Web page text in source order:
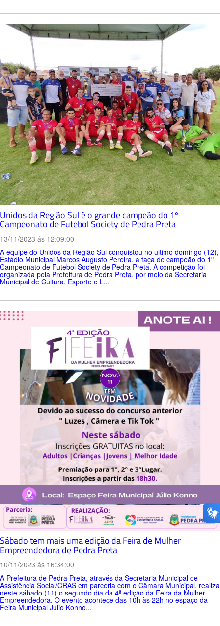
Unidos da Região Sul é o grande campeão do 1º
Campeonato de Futebol Society de Pedra Preta
13/11/2023 ás 12:09:00
A equipe do Unidos da Região Sul conquistou no último domingo (12),
Estádio Municipal Marcos Augusto Pereira, a taça de campeão do 1º
Campeonato de Futebol Society de Pedra Preta. A competição foi
organizada pela Prefeitura de Pedra Preta, por meio da Secretaria
Municipal de Cultura, Esporte e L...
Sábado tem mais uma edição da Feira de Mulher
Empreendedora de Pedra Preta
10/11/2023 ás 16:34:00
A Prefeitura de Pedra Preta, através da Secretaria Municipal de
Assistência Social/CRAS em parceria com o Câmara Municipal, realiza
neste sábado (11) o segundo dia da 4ª edição da Feira da Mulher
Empreendedora. O evento acontece das 10h às 22h no espaço da
Feira Municipal Júlio Konno...